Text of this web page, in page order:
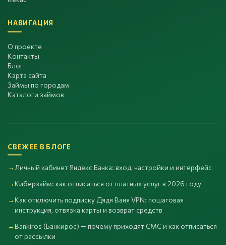
НАВИГАЦИЯ
О проекте
Контакты
Блог
Карта сайта
Займы по городам
Каталоги займов
СВЕЖЕЕ В БЛОГЕ
Личный кабинет Яндекс Банка: вход, настройки и интерфейс
Киберзайм: как отписаться от платных услуг в 2026 году
Как отключить подписку Дядя Ваня VPN: пошаговая
инструкция, отвязка карты и возврат средств
Bankiros (Банкирос) — почему приходят СМС и как отписаться
от рассылки